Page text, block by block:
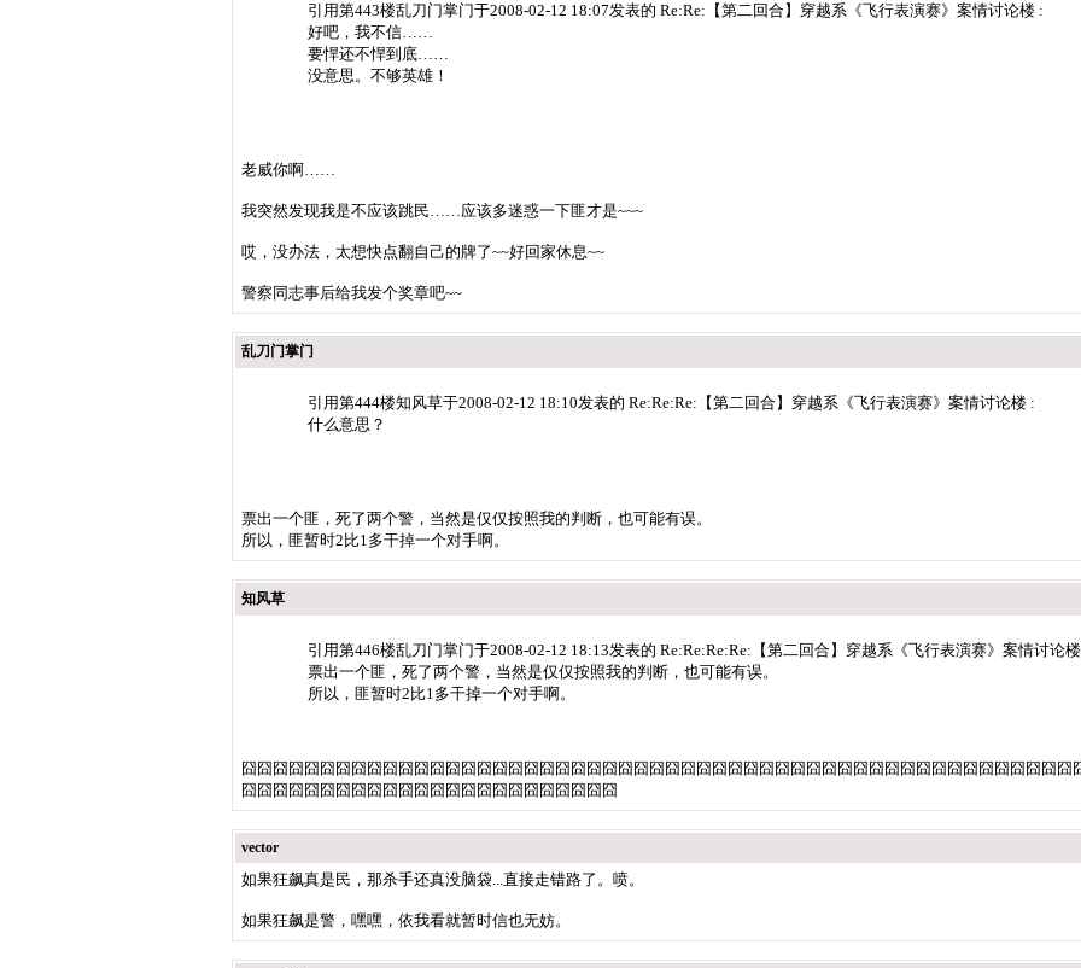
引用第443楼乱刀门掌门于2008-02-12 18:07发表的 Re:Re:【第二回合】穿越系《飞行表演赛》案情讨论楼 :
好吧，我不信……
要悍还不悍到底……
没意思。不够英雄！
老威你啊……
我突然发现我是不应该跳民……应该多迷惑一下匪才是~~~
哎，没办法，太想快点翻自己的牌了~~好回家休息~~
警察同志事后给我发个奖章吧~~
乱刀门掌门
引用第444楼知风草于2008-02-12 18:10发表的 Re:Re:Re:【第二回合】穿越系《飞行表演赛》案情讨论楼 :
什么意思？
票出一个匪，死了两个警，当然是仅仅按照我的判断，也可能有误。
所以，匪暂时2比1多干掉一个对手啊。
知风草
引用第446楼乱刀门掌门于2008-02-12 18:13发表的 Re:Re:Re:Re:【第二回合】穿越系《飞行表演赛》案情讨论
票出一个匪，死了两个警，当然是仅仅按照我的判断，也可能有误。
所以，匪暂时2比1多干掉一个对手啊。
囧囧囧囧囧囧囧囧囧囧囧囧囧囧囧囧囧囧囧囧囧囧囧囧囧囧囧囧囧囧囧囧囧囧囧囧囧囧囧囧囧囧囧囧囧囧囧囧囧囧囧囧
囧囧囧囧囧囧囧囧囧囧囧囧囧囧囧囧囧囧囧囧囧囧囧囧
vector
如果狂飙真是民，那杀手还真没脑袋...直接走错路了。喷。
如果狂飙是警，嘿嘿，依我看就暂时信也无妨。